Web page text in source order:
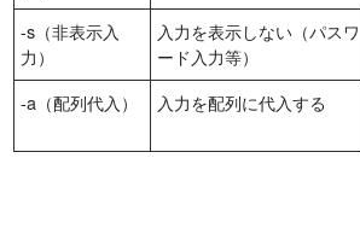
-s（非表示入
力）
入力を表示しない（パスワ
ード入力等）
-a（配列代入） 入力を配列に代入する